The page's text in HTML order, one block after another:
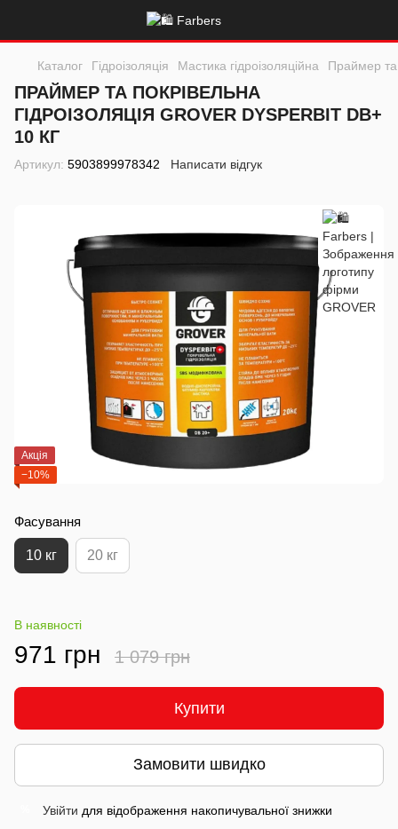
Каталог Гідроізоляція Мастика гідроізоляційна Праймер та
ПРАЙМЕР ТА ПОКРІВЕЛЬНА
ГІДРОІЗОЛЯЦІЯ GROVER DYSPERBIT DB+
10 КГ
Артикул: 5903899978342 Написати відгук
Акція
−10%
Фасування
10 кг 20 кг
В наявності
971 грн 1 079 грн
Купити
Замовити швидко
Увійти для відображення накопичувальної знижки